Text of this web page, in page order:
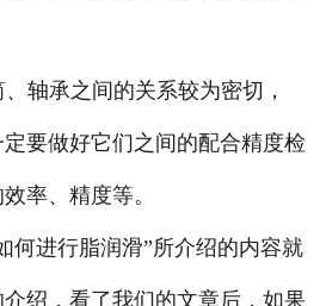
轴承之间的关系较为密切，
要做好它们之间的配合精度检
率、精度等。
何进行脂润滑”所介绍的内容就
绍，看了我们的文章后，如果